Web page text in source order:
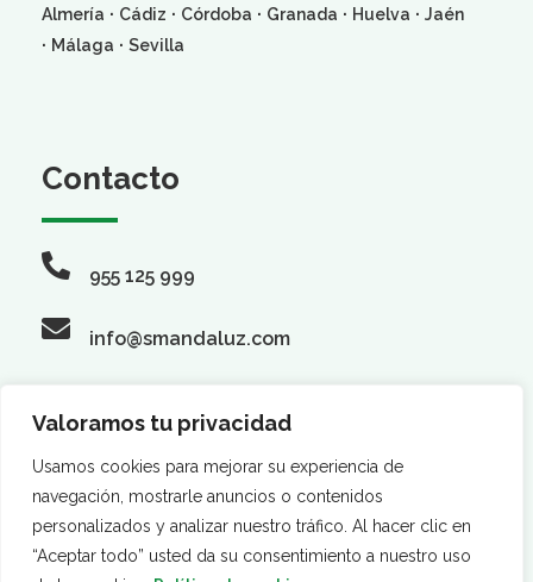
Valoramos tu privacidad
Usamos cookies para mejorar su experiencia de
navegación, mostrarle anuncios o contenidos
personalizados y analizar nuestro tráfico. Al hacer clic en
“Aceptar todo” usted da su consentimiento a nuestro uso
Almería · Cádiz · Córdoba · Granada · Huelva · Jaén
· Málaga · Sevilla
Contacto
955 125 999
info@smandaluz.com
Síguenos